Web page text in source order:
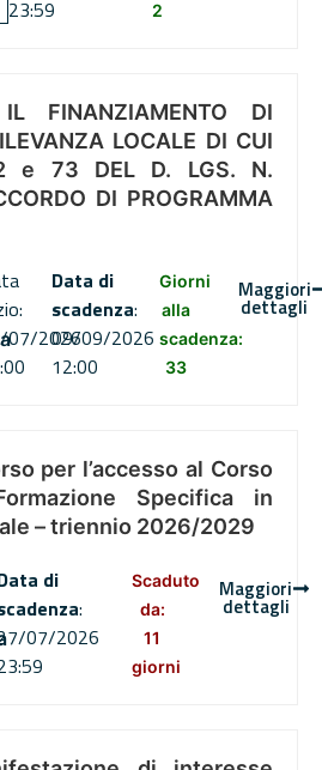
23:59
2
FINANZIAMENTO DI
LOCALE DI CUI
e 73 DEL D. LGS. N.
DI PROGRAMMA
07/2026
Data di
scadenza:
09/09/2026
12:00
Giorni
alla
scadenza:
33
Maggiori
dettagli
per l’accesso al Corso
Specifica in
– triennio 2026/2029
di
:
07/2026
Scaduto
da:
11
giorni
Maggiori
dettagli